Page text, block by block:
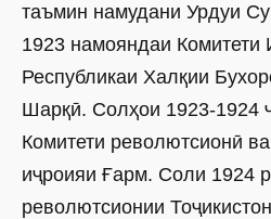
таъмин намудани Урдуи
1923 намояндаи Комитети
Республикаи Халқии
Шарқӣ. Солҳои 1923-1924
Комитети револютсионӣ
иҷроияи Ғарм. Соли 1924
револютсионии